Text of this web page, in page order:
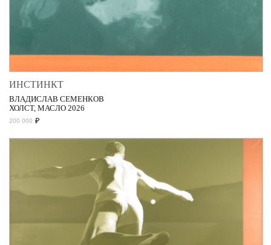
ИНСТИНКТ
ВЛАДИСЛАВ СЕМЕНКОВ
ХОЛСТ, МАСЛО 2026
200 000 ₽